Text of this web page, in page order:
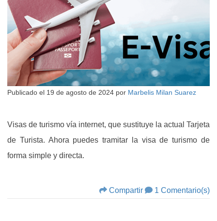
Publicado el 19 de agosto de 2024 por Marbelis Milan Suarez
Visas de turismo vía internet, que sustituye la actual Tarjeta
de Turista. Ahora puedes tramitar la visa de turismo de
forma simple y directa.
Compartir 1 Comentario(s)